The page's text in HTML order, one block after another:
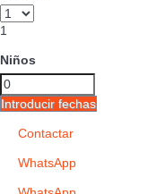
1
Niños
Introducir fechas
Contactar
WhatsApp